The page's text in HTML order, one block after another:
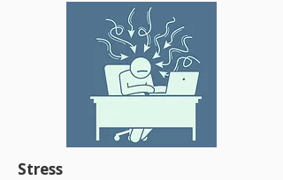
Stress